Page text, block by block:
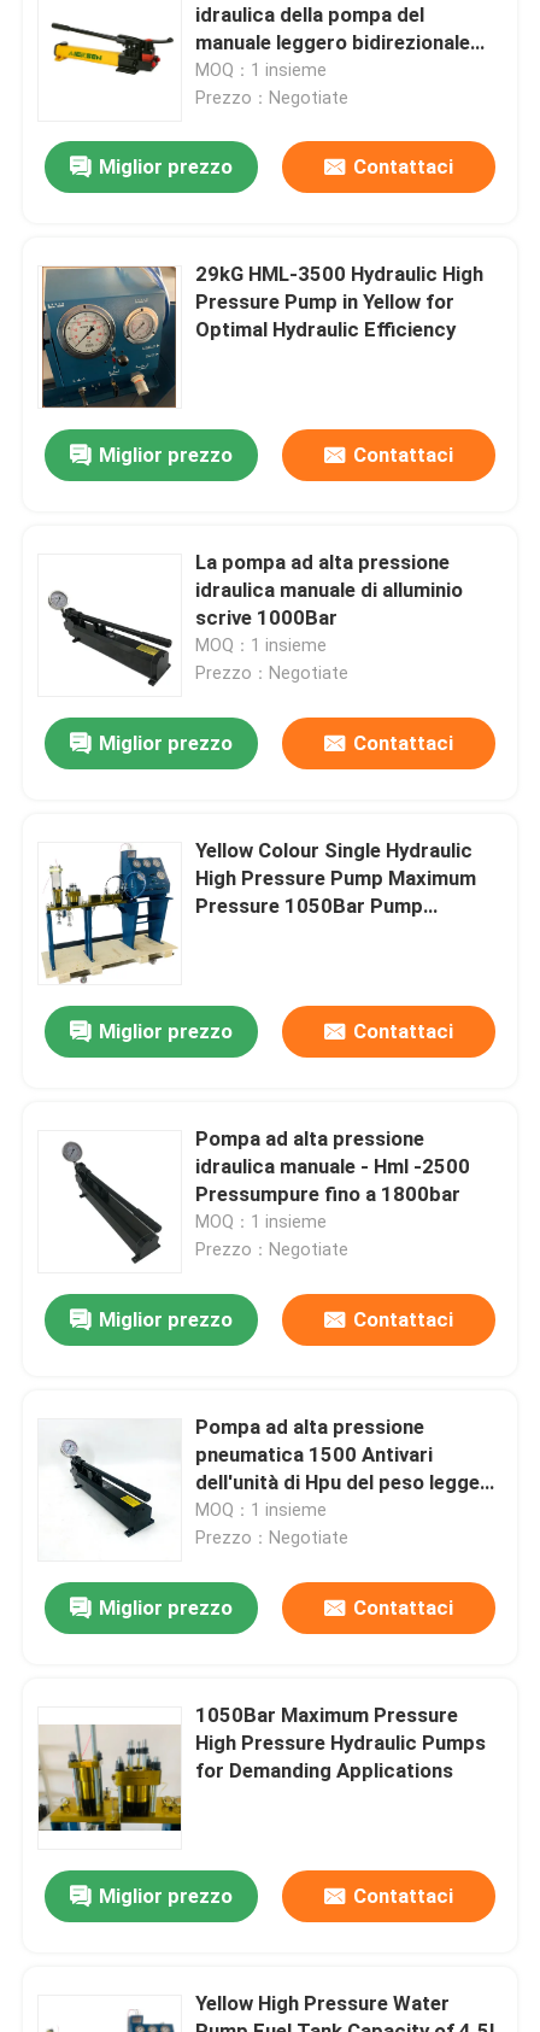
Casa.
Video
Visita alla fabbrica
Controllo della qualità
Notizie
Chiedi un preventivo
Pompa pneumatica idraulica
idraulica della pompa del
manuale leggero bidirezionale
fino a 700Bar
MOQ：1 insieme
Prezzo：Negotiate
Miglior prezzo Contattaci
29kG HML-3500 Hydraulic High
Pressure Pump in Yellow for
Optimal Hydraulic Efficiency
Miglior prezzo Contattaci
La pompa ad alta pressione
idraulica manuale di alluminio
scrive 1000Bar
MOQ：1 insieme
Prezzo：Negotiate
Miglior prezzo Contattaci
Yellow Colour Single Hydraulic
High Pressure Pump Maximum
Pressure 1050Bar Pump
Miglior prezzo Contattaci
Pompa ad alta pressione
idraulica manuale - Hml -2500
Pressumpure fino a 1800bar
MOQ：1 insieme
Prezzo：Negotiate
Miglior prezzo Contattaci
Pompa ad alta pressione
pneumatica 1500 Antivari
dell'unità di Hpu del peso leggero
della lega di alluminio
MOQ：1 insieme
Prezzo：Negotiate
Miglior prezzo Contattaci
1050Bar Maximum Pressure
High Pressure Hydraulic Pumps
for Demanding Applications
Miglior prezzo Contattaci
Yellow High Pressure Water